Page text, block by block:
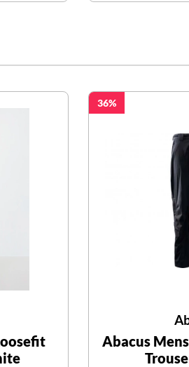
36
Abacus